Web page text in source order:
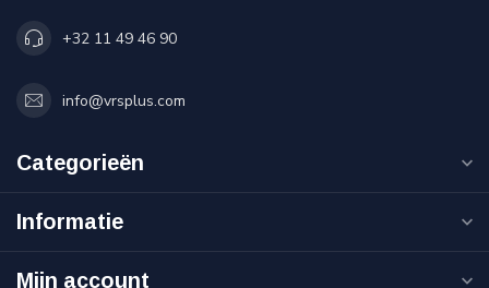
+32 11 49 46 90
info@vrsplus.com
Categorieën
Informatie
Mijn account